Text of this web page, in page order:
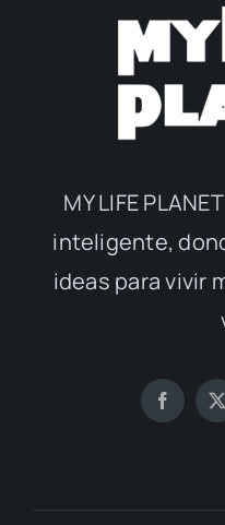
MY LIFE
inteligente,
ideas para vivir